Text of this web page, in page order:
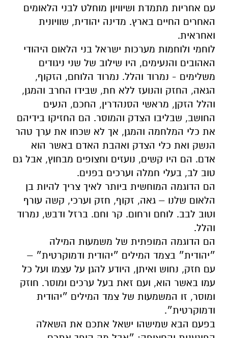
עם אחריות מתמדת ושיוויון מוחלט לבני הלאומים
האחרים החיים בארץ. מדינה יהודית, שוויונית
ואחראית.
לוחמי ולוחמות מערכות ישראל בני הלאום היהודי
האהובים והנעימים, היו שילוב של שני ניגודים
משלימים - נמרוד והלל. נמרוד הלוחם, הזקוף,
הגאה, החזק והנועז ללא חת, שבידו החרב והמגן,
והלל הזקן, מראשי הסנהדרין, החכם, הנעים
החושב, שבליבו הצדק והמוסר. הם החזיקו בידיהם
את כלי המלחמה והמגן, אך לא שכחו את ערך טהר
הנשק ואת כלי הצדק ואהבת האדם באשר הוא
אדם. הם היו קשים, נועזים וחצופים מבחוץ, אבל גם
טוב לב, בעלי חמלה וערכים בפנים.
הם הדוגמה המוחשית ביותר לאיך צריך להיות בן
הלאום שלנו – גאה, זקוף, חזק וערכי, קשה עורף
וטוב לבב. לוחם ורחום. קר וחם. ברזל ודבש, נמרוד
והלל.
הם הדוגמה המופתית של משמעות המילה
״יהודית״ בצמד המילים ״יהודית ודמוקרטית״ –
עם חזק, נחוש ואיתן, היודע להגן על עצמו ועל כל
עמו באשר הוא, ועם זאת בעל ערכים ומוסר. חוזק
ומוסר, זו המשמעות של צמד המילים ״יהודית
ודמוקרטית״.
בפעם הבא שמישהו ישאל אתכם את השאלה